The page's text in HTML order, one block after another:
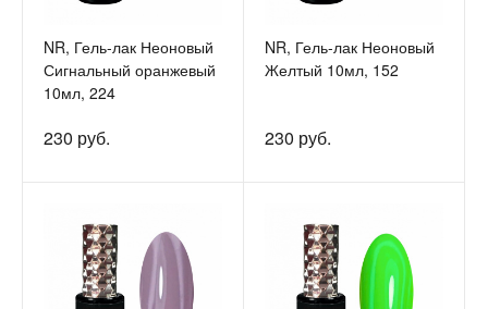
NR, Гель-лак Неоновый
Сигнальный оранжевый
10мл, 224
230 руб.
NR, Гель-лак Неоновый
Желтый 10мл, 152
230 руб.